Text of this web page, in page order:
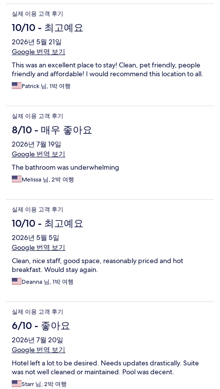
실제 이용 고객 후기
10/10 - 최고예요
2026년 5월 21일
Google 번역 보기
This was an excellent place to stay! Clean, pet friendly, people
friendly and affordable! I would recommend this location to all.
Patrick 님, 1박 여행
실제 이용 고객 후기
8/10 - 매우 좋아요
2026년 7월 19일
Google 번역 보기
The bathroom was underwhelming
Melissa 님, 2박 여행
실제 이용 고객 후기
10/10 - 최고예요
2026년 5월 5일
Google 번역 보기
Clean, nice staff, good space, reasonably priced and hot
breakfast. Would stay again.
Deanna 님, 1박 여행
실제 이용 고객 후기
6/10 - 좋아요
2026년 7월 20일
Google 번역 보기
Hotel left a lot to be desired. Needs updates drastically. Suite
was not well cleaned or maintained. Pool was decent.
Starr 님, 2박 여행